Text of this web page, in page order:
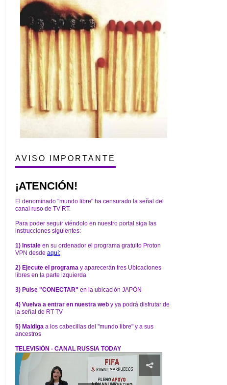
AVISO IMPORTANTE
¡ATENCIÓN!
El denominado "mundo libre" ha censurado la señal del
canal ruso de TV RT.
Para poder seguir viéndolo en nuestro portal siga las
instrucciones siguientes:
1) Instale en su ordenador el programa gratuito Proton
VPN desde aquí:
2) Ejecute el programa y aparecerán tres Ubicaciones
libres en la parte izquierda
3) Pulse "CONECTAR" en la ubicación JAPÓN
4) Vuelva a entrar en nuestra web y ya podrá disfrutar de
la señal de RT TV
5) Maldiga a los cabecillas del "mundo libre" y a sus
ancestros
TELEVISIÓN - CANAL RUSSIA TODAY